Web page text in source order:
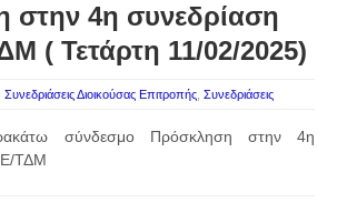
στην 4η συνεδρίαση
( Τετάρτη 11/02/2025)
Συνεδριάσεις Διοικούσας Επιτροπής Συνεδριάσεις
σύνδεσμο Πρόσκληση στην 4η
ΤΔΜ